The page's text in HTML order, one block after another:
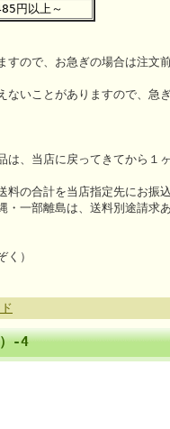
円以上～
ので、お急ぎの場合は注文
いことがありますので、急
は、当店に戻ってきてから１
料の合計を当店指定先にお振
・一部離島は、送料別途請
）
段）-4